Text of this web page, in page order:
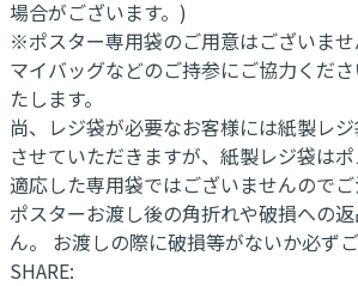
場合がございます。)
※ポスター専用袋のご用意はございま
マイバッグなどのご持参にご協力くだ
たします。
尚、レジ袋が必要なお客様には紙製レ
させていただきますが、紙製レジ袋は
適応した専用袋ではございませんのでご
ポスターお渡し後の角折れや破損への
ん。 お渡しの際に破損等がないか必ず
SHARE: